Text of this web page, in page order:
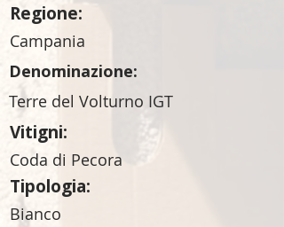
Regione:
Campania
Denominazione:
Terre del Volturno IGT
Vitigni:
Coda di Pecora
Tipologia:
Bianco